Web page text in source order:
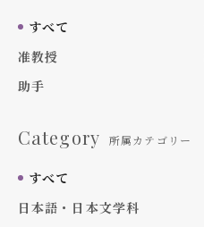
すべて
准教授
助手
Category 所属カテゴリー
すべて
日本語・日本文学科